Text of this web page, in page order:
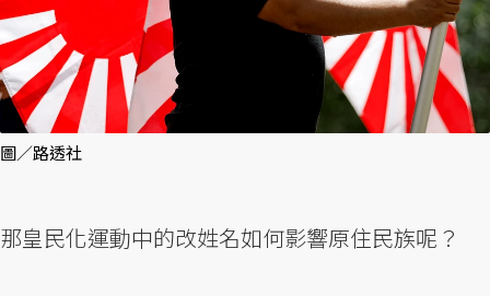
圖／路透社
那皇民化運動中的改姓名如何影響原住民族呢？